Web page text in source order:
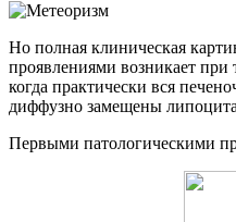
Но полная клиническая
проявлениями возникает при
когда практически вся
диффузно замещены
Первыми патологическими